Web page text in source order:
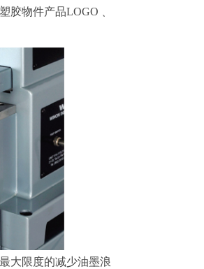
胶物件产品LOGO﹑
大限度的减少油墨浪